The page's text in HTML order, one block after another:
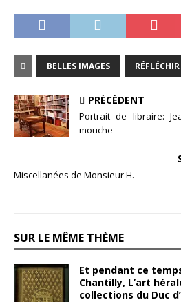
BELLES IMAGES RÉFLÉCHIR
PRÉCÉDENT
Portrait de libraire:
mouche
Miscellanées de Monsieur H.
SUR LE MÊME THÈME
Et pendant ce
Chantilly, L’art
collections du Duc